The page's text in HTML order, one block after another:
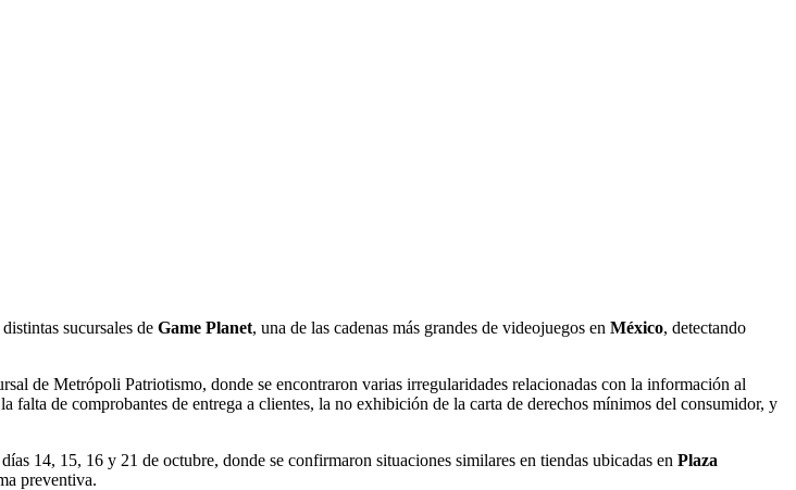
sucursales de Game Planet, una de las cadenas más grandes de videojuegos en México, detectando
de Metrópoli Patriotismo, donde se encontraron varias irregularidades relacionadas con la información al
falta de comprobantes de entrega a clientes, la no exhibición de la carta de derechos mínimos del consumidor, y
14, 15, 16 y 21 de octubre, donde se confirmaron situaciones similares en tiendas ubicadas en Plaza
preventiva.